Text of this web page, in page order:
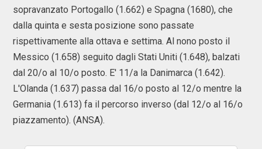
sopravanzato Portogallo (1.662) e Spagna (1680), che
dalla quinta e sesta posizione sono passate
rispettivamente alla ottava e settima. Al nono posto il
Messico (1.658) seguito dagli Stati Uniti (1.648), balzati
dal 20/o al 10/o posto. E' 11/a la Danimarca (1.642).
L'Olanda (1.637) passa dal 16/o posto al 12/o mentre la
Germania (1.613) fa il percorso inverso (dal 12/o al 16/o
piazzamento). (ANSA).